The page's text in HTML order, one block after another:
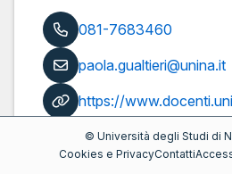
081-7683460
paola.gualtieri@unina.it
https://
Pubblicazioni
© Università degli Studi di
Cookies e PrivacyContatti